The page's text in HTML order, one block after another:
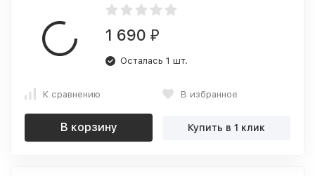
1 690 ₽
Осталась 1 шт.
К сравнению В избранное
В корзину Купить в 1 клик